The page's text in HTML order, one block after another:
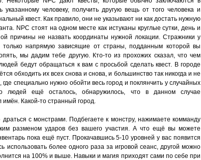
человеку, получить другую вещь от того человека и
квест. Как правило, они не указывают ни как достать нужную
NPC стоят на одном месте как истуканы круглые сутки, день и
причины не назвать координаты нужной локации. Стражники у
напрямую зависящие от страны, подданным которой вы
мы дадим тебе другую. Кто-то из прохожих сказал, что чем
бедут обращаться к вам с просьбой сделать квест. В городе
обходить их всех снова и снова, и большинство так никогда и не
специально нужно обойти весь город и поклянчить у случайных
людей ещё осталось, обнаружилось, что в данном случае
имён. Какой-то странный город.
с монстрами. Подбегаете к монстру, нажимаете комманду
разменом ударов без вашего участия. А что ещё вы можете
пока ещё пуст. Прокачавшись 5-10 уровней у вас появится
использовать более одного раза за игровой сеанс, другой можно
на 100% и выше. Навыки и магия приходят сами по себе при